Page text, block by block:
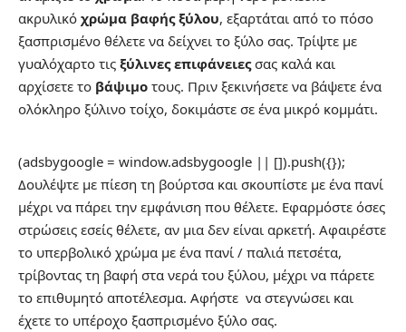
ακρυλικό χρώμα βαφής ξύλου, εξαρτάται από το πόσο
ξασπρισμένο θέλετε να δείχνει το ξύλο σας. Τρίψτε με
γυαλόχαρτο τις ξύλινες επιφάνειεςσας καλά και
αρχίσετε το βάψιμο τους. Πριν ξεκινήσετε να βάψετε ένα
ολόκληρο ξύλινο τοίχο, δοκιμάστε σε ένα μικρό κομμάτι.
(adsbygoogle = window.adsbygoogle || []).push({});
Δουλέψτε με πίεση τη βούρτσα και σκουπίστε με ένα πανί
μέχρι να πάρει την εμφάνιση που θέλετε. Εφαρμόστε όσες
στρώσεις εσείς θέλετε, αν μια δεν είναι αρκετή. Αφαιρέστε
το υπερβολικό χρώμα με ένα πανί / παλιά πετσέτα,
τρίβοντας τη βαφή στα νερά του ξύλου, μέχρι να πάρετε
το επιθυμητό αποτέλεσμα. Αφήστε να στεγνώσει και
έχετε το υπέροχο ξασπρισμένο ξύλο σας.